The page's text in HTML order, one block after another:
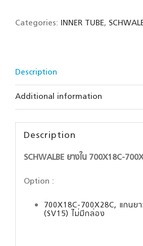
Categories: INNER TUBE,
Description
Additional information
Description
SCHWALBE ยางใน 700X18C-
Option :
700X18C-700X28C, แกนย
(SV15) ไม่มีกล่อง